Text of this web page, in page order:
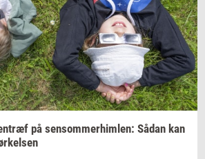
på sen­som­mer­him­len: Sådan kan